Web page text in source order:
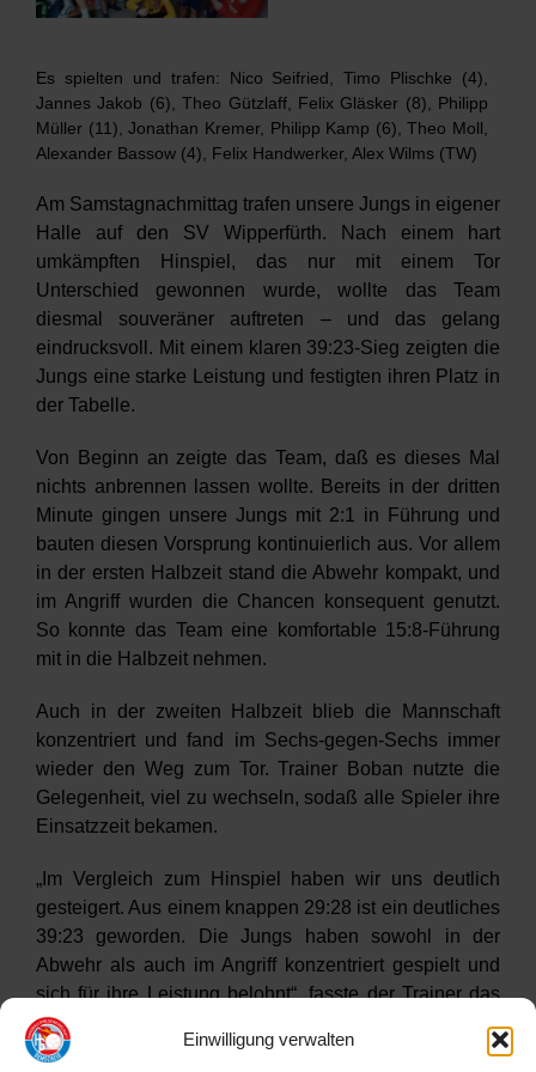
Einwilligung verwalten
HRW
Es spielten und trafen: Nico Seifried, Timo Plischke (4),
Jannes Jakob (6), Theo Gützlaff, Felix Gläsker (8), Philipp
Müller (11), Jonathan Kremer, Philipp Kamp (6), Theo Moll,
Alexander Bassow (4), Felix Handwerker, Alex Wilms (TW)
Am Samstagnachmittag trafen unsere Jungs in eigener
Halle auf den SV Wipperfürth. Nach einem hart
umkämpften Hinspiel, das nur mit einem Tor
Unterschied gewonnen wurde, wollte das Team
diesmal souveräner auftreten – und das gelang
eindrucksvoll. Mit einem klaren 39:23-Sieg zeigten die
Jungs eine starke Leistung und festigten ihren Platz in
der Tabelle.
Von Beginn an zeigte das Team, daß es dieses Mal
nichts anbrennen lassen wollte. Bereits in der dritten
Minute gingen unsere Jungs mit 2:1 in Führung und
bauten diesen Vorsprung kontinuierlich aus. Vor allem
in der ersten Halbzeit stand die Abwehr kompakt, und
im Angriff wurden die Chancen konsequent genutzt.
So konnte das Team eine komfortable 15:8-Führung
mit in die Halbzeit nehmen.
Auch in der zweiten Halbzeit blieb die Mannschaft
konzentriert und fand im Sechs-gegen-Sechs immer
wieder den Weg zum Tor. Trainer Boban nutzte die
Gelegenheit, viel zu wechseln, sodaß alle Spieler ihre
Einsatzzeit bekamen.
„Im Vergleich zum Hinspiel haben wir uns deutlich
gesteigert. Aus einem knappen 29:28 ist ein deutliches
39:23 geworden. Die Jungs haben sowohl in der
Abwehr als auch im Angriff konzentriert gespielt und
sich für ihre Leistung belohnt“, fasste der Trainer das
Spiel zufrieden zusammen. „Wir arbeiten weiter daran,
besser zu werden.“